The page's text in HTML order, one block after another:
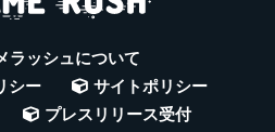
ラッシュについて
シー
サイトポリシー
プレスリリース受付